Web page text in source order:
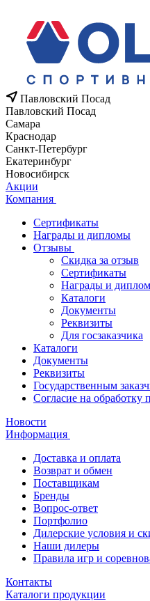
Павловский Посад
Павловский Посад
Самара
Краснодар
Санкт-Петербург
Екатеринбург
Новосибирск
Акции
Компания
Сертификаты
Награды и дипломы
Отзывы
Скидка за отзыв
Сертификаты
Награды и
Каталоги
Документы
Реквизиты
Для госзаказчика
Каталоги
Документы
Реквизиты
Государственным
Согласие на обработку
Новости
Информация
Доставка и оплата
Возврат и обмен
Поставщикам
Бренды
Вопрос-ответ
Портфолио
Дилерские условия и
Наши дилеры
Правила игр и
Контакты
Каталоги продукции